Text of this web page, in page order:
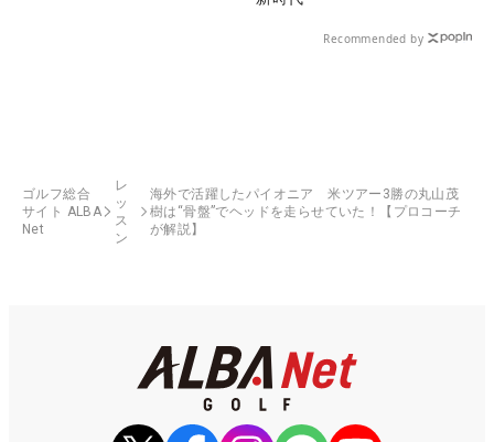
Recommended by
ゴルフ総合
サイト ALBA
Net
レ
ッ
ス
ン
海外で活躍したパイオニア 米ツアー3勝の丸山茂
樹は“骨盤”でヘッドを走らせていた！【プロコーチ
が解説】